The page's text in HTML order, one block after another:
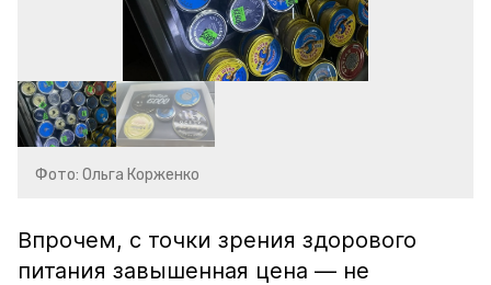
Фото: Ольга Корженко
Впрочем, с точки зрения здорового
питания завышенная цена — не